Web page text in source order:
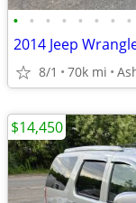
• • • • • • • •
2014 Jeep
8/1 70k mi
$14,450